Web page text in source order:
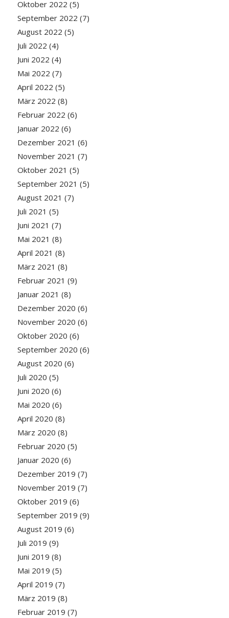
Oktober 2022 (5)
September 2022 (7)
August 2022 (5)
Juli 2022 (4)
Juni 2022 (4)
Mai 2022 (7)
April 2022 (5)
März 2022 (8)
Februar 2022 (6)
Januar 2022 (6)
Dezember 2021 (6)
November 2021 (7)
Oktober 2021 (5)
September 2021 (5)
August 2021 (7)
Juli 2021 (5)
Juni 2021 (7)
Mai 2021 (8)
April 2021 (8)
März 2021 (8)
Februar 2021 (9)
Januar 2021 (8)
Dezember 2020 (6)
November 2020 (6)
Oktober 2020 (6)
September 2020 (6)
August 2020 (6)
Juli 2020 (5)
Juni 2020 (6)
Mai 2020 (6)
April 2020 (8)
März 2020 (8)
Februar 2020 (5)
Januar 2020 (6)
Dezember 2019 (7)
November 2019 (7)
Oktober 2019 (6)
September 2019 (9)
August 2019 (6)
Juli 2019 (9)
Juni 2019 (8)
Mai 2019 (5)
April 2019 (7)
März 2019 (8)
Februar 2019 (7)